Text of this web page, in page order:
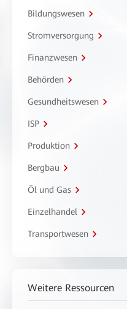
Bildungswesen
Stromversorgung
Finanzwesen
Behörden
Gesundheitswesen
ISP
Produktion
Bergbau
Öl und Gas
Einzelhandel
Transportwesen
Weitere Ressourcen